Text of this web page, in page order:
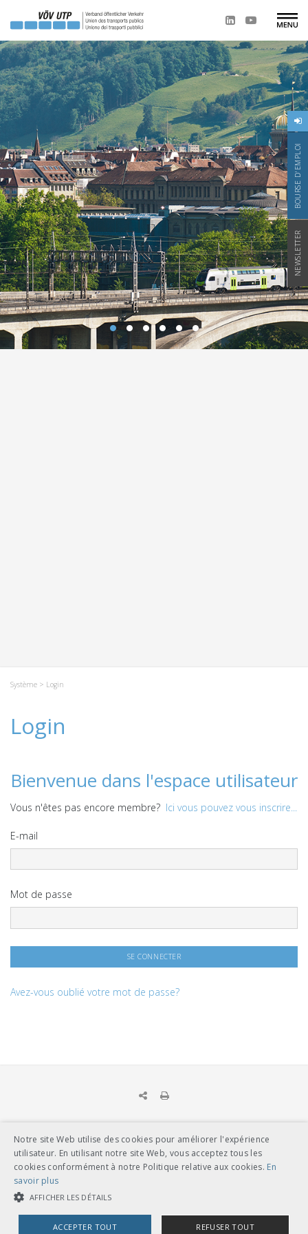
BOURSE D'EMPLOI
NEWSLETTER
Système > Login
Login
Bienvenue dans l'espace utilisateur
Vous n'êtes pas encore membre? Ici vous pouvez vous inscrire...
E-mail
Mot de passe
Avez-vous oublié votre mot de passe?
UNION DES TRANSPORTS PUBLICS
Dählhölzliweg 12
Tél. en contact direct avec l’équipe de l’UTP
info@utp.ch
Plan d'accès
Notre site Web utilise des cookies pour améliorer l'expérience
utilisateur. En utilisant notre site Web, vous acceptez tous les
cookies conformément à notre Politique relative aux cookies. En
savoir plus
AFFICHER LES DÉTAILS
ACCEPTER TOUT REFUSER TOUT